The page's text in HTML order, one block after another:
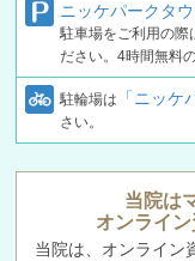
ニッケパークタ
駐車場をご利用の際
ださい。4時間無料
駐輪場は 「ニッケ
さい。
当院は
オンライ
当院は、オンライン